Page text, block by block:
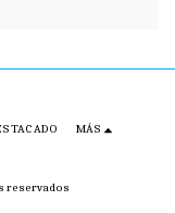
reservados
MÁS